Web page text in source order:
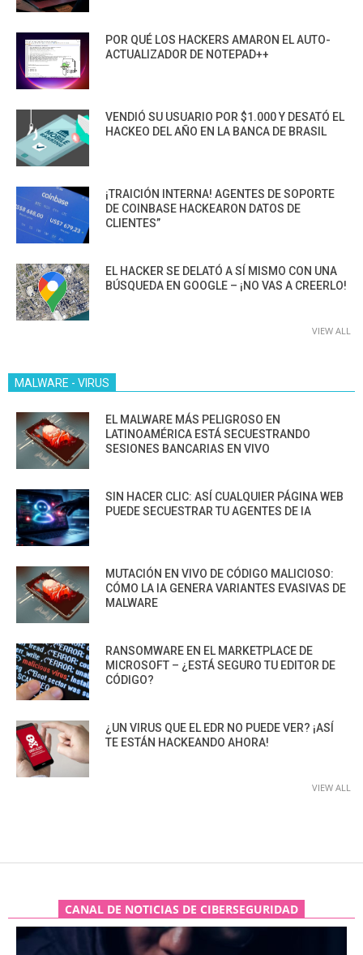
POR QUÉ LOS HACKERS AMARON EL AUTO-
ACTUALIZADOR DE NOTEPAD++
VENDIÓ SU USUARIO POR $1.000 Y DESATÓ EL
HACKEO DEL AÑO EN LA BANCA DE BRASIL
¡TRAICIÓN INTERNA! AGENTES DE SOPORTE
DE COINBASE HACKEARON DATOS DE
CLIENTES”
EL HACKER SE DELATÓ A SÍ MISMO CON UNA
BÚSQUEDA EN GOOGLE – ¡NO VAS A CREERLO!
VIEW ALL
MALWARE - VIRUS
EL MALWARE MÁS PELIGROSO EN
LATINOAMÉRICA ESTÁ SECUESTRANDO
SESIONES BANCARIAS EN VIVO
SIN HACER CLIC: ASÍ CUALQUIER PÁGINA WEB
PUEDE SECUESTRAR TU AGENTES DE IA
MUTACIÓN EN VIVO DE CÓDIGO MALICIOSO:
CÓMO LA IA GENERA VARIANTES EVASIVAS DE
MALWARE
RANSOMWARE EN EL MARKETPLACE DE
MICROSOFT – ¿ESTÁ SEGURO TU EDITOR DE
CÓDIGO?
¿UN VIRUS QUE EL EDR NO PUEDE VER? ¡ASÍ
TE ESTÁN HACKEANDO AHORA!
VIEW ALL
CANAL DE NOTICIAS DE CIBERSEGURIDAD